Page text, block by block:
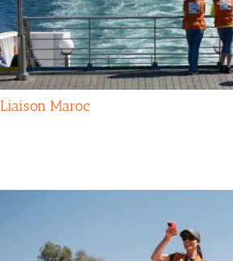
Liaison Maroc